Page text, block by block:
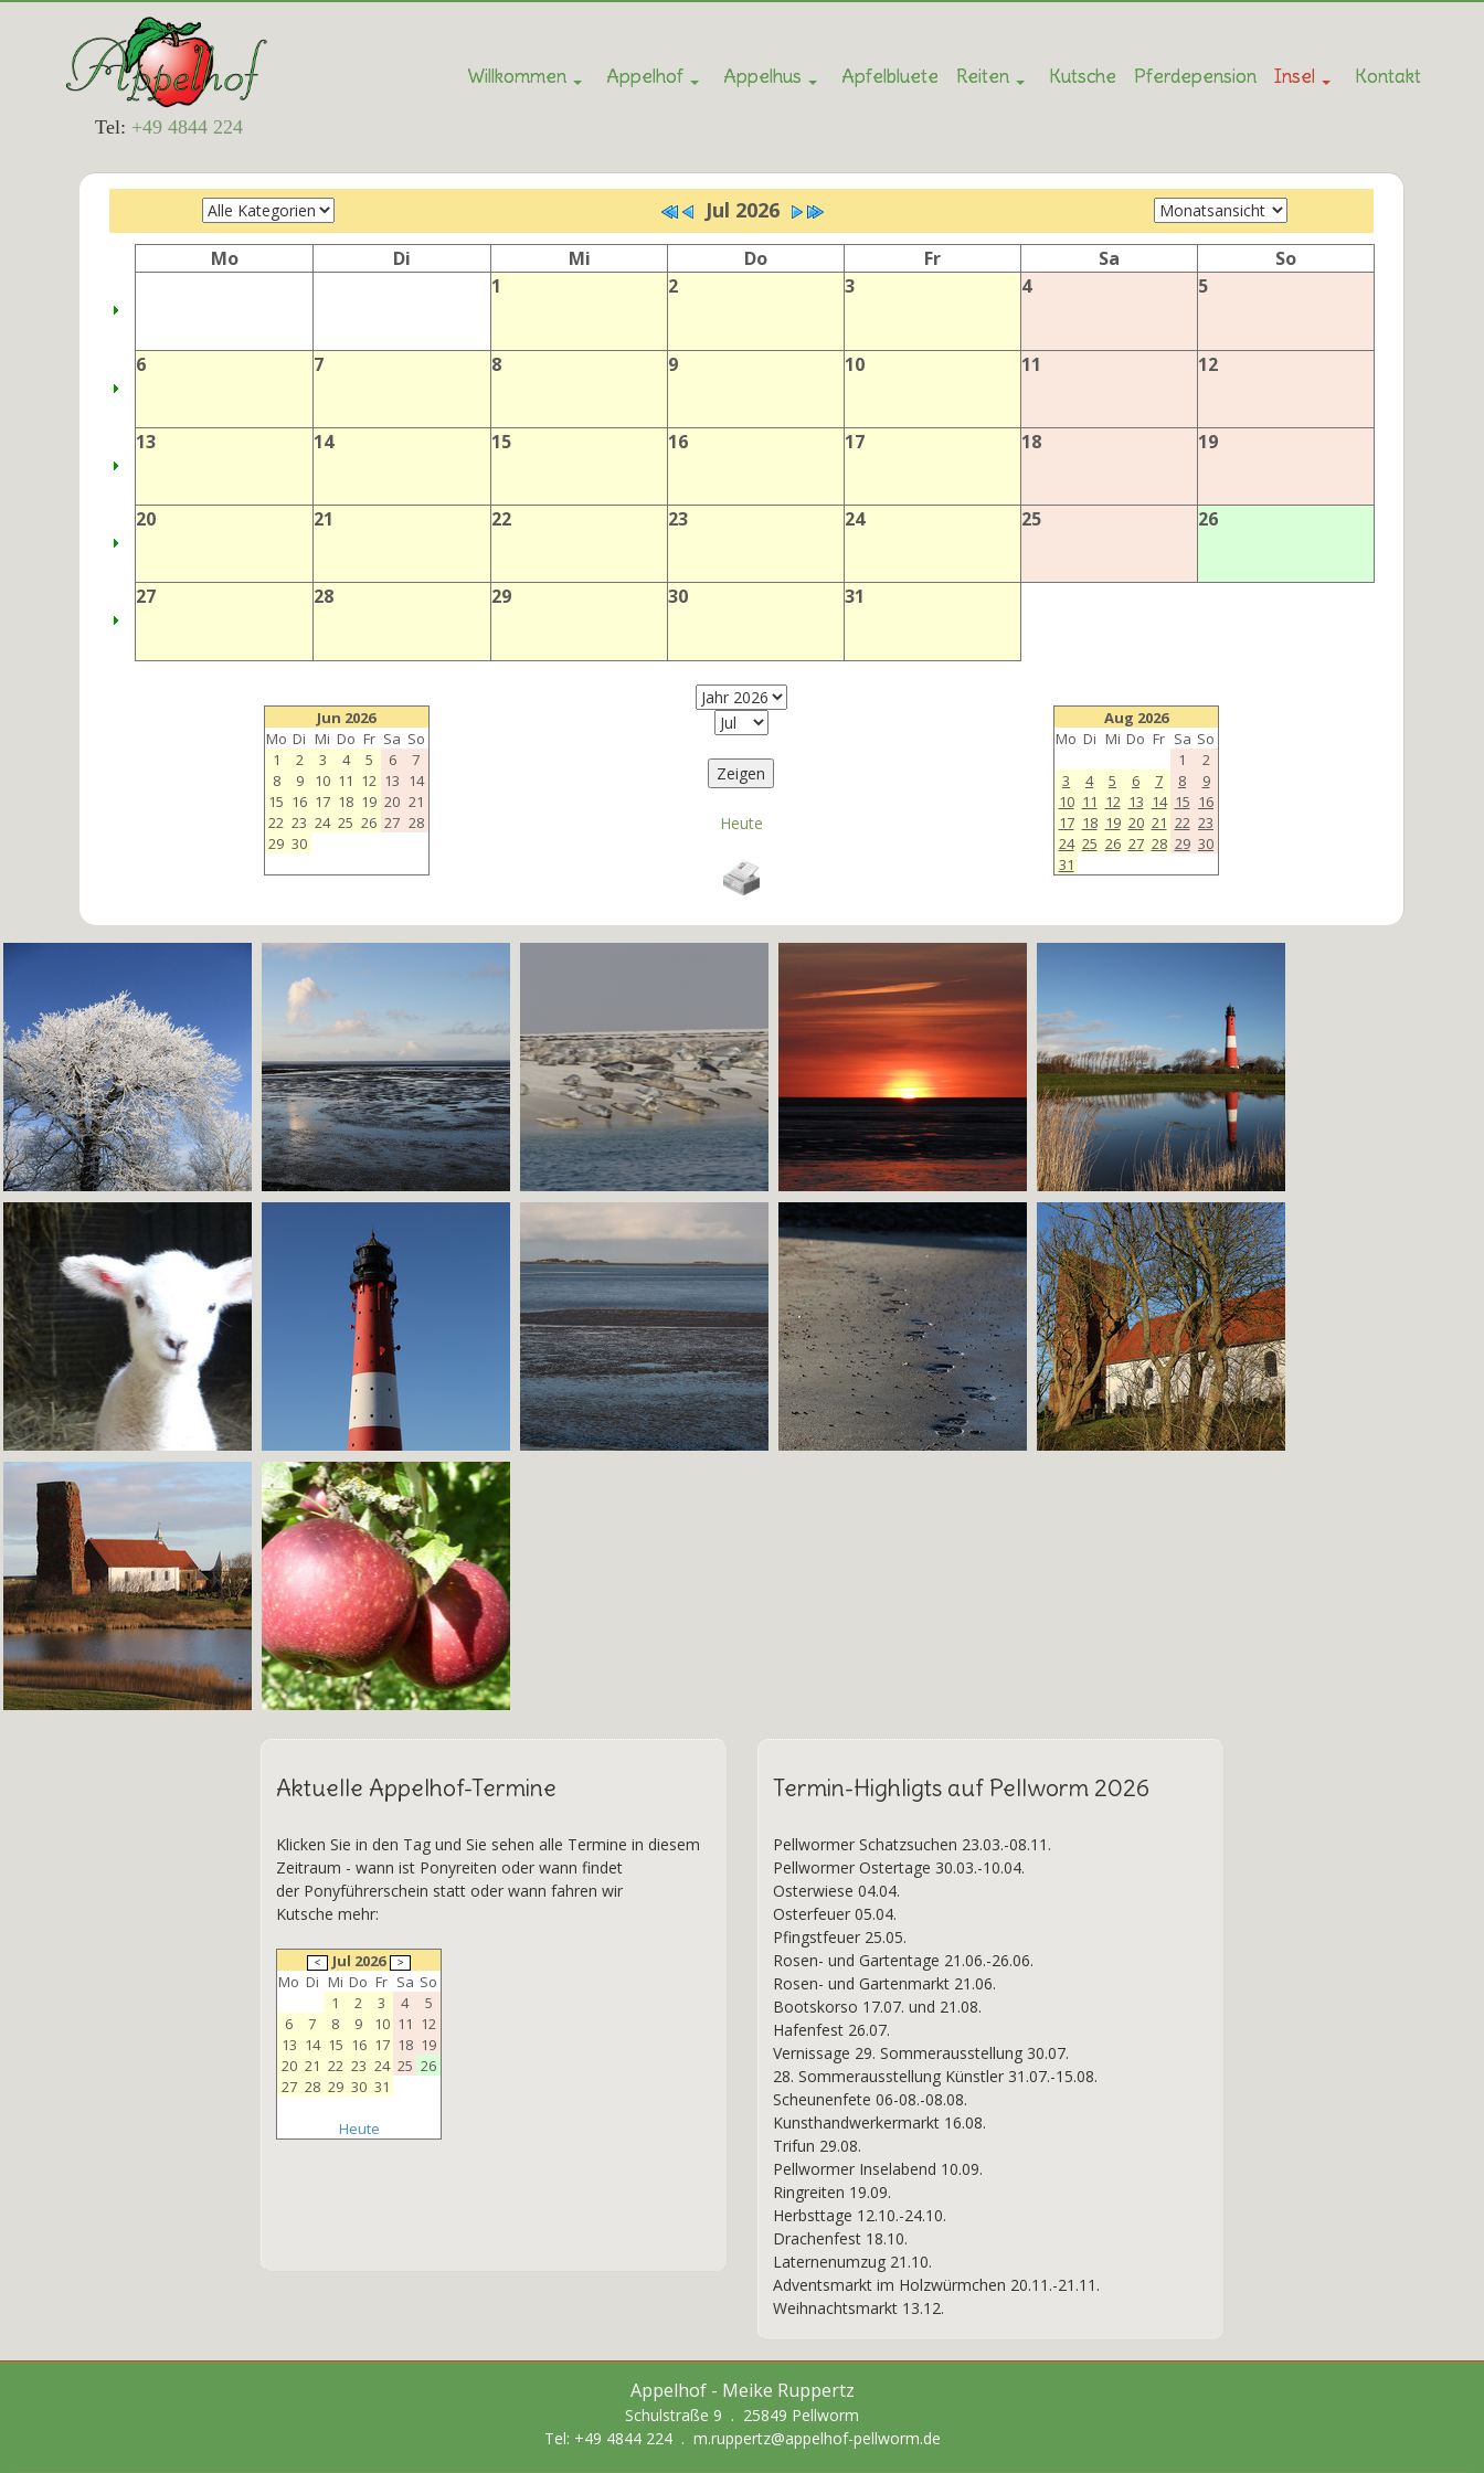
Tel: +49 4844 224
Willkommen Appelhof Appelhus Apfelbluete Reiten Kutsche Pferdepension Insel Kontakt
Jul 2026
Mo Di Mi Do Fr Sa
So
1
2 3 4 5
6 7 8 9 10 11 12
13 14 15 16 17 18 19
20 21 22 23 24 25 26
27 28 29 30 31
Jun 2026
Mo Di Mi Do Fr Sa So
1
2 3 4 5 6
7
8
9 10 11 12 13 14
15 16 17 18 19 20 21
22 23 24 25 26 27 28
29 30
Heute
Aug 2026
Mo Di Mi Do Fr Sa So
1
2
3
4 5 6 7 8
9
10 11 12 13 14 15 16
17 18 19 20 21 22 23
24 25 26 27 28 29 30
31
Aktuelle Appelhof-Termine
Klicken Sie in den Tag und Sie sehen alle Termine in diesem
Zeitraum - wann ist Ponyreiten oder wann findet
der Ponyführerschein statt oder wann fahren wir
Kutsche mehr:
Jul 2026
Mo Di Mi Do Fr Sa So
1
2 3 4
5
6
7 8 9 10 11 12
13 14 15 16 17 18 19
20 21 22 23 24 25 26
27 28 29 30 31
Heute
Termin-Highligts auf Pellworm 2026
Pellwormer Schatzsuchen 23.03.-08.11.
Pellwormer Ostertage 30.03.-10.04.
Osterwiese 04.04.
Osterfeuer 05.04.
Pfingstfeuer 25.05.
Rosen- und Gartentage 21.06.-26.06.
Rosen- und Gartenmarkt 21.06.
Bootskorso 17.07. und 21.08.
Hafenfest 26.07.
Vernissage 29. Sommerausstellung 30.07.
28. Sommerausstellung Künstler 31.07.-15.08.
Scheunenfete 06-08.-08.08.
Kunsthandwerkermarkt 16.08.
Trifun 29.08.
Pellwormer Inselabend 10.09.
Ringreiten 19.09.
Herbsttage 12.10.-24.10.
Drachenfest 18.10.
Laternenumzug 21.10.
Adventsmarkt im Holzwürmchen 20.11.-21.11.
Weihnachtsmarkt 13.12.
Appelhof - Meike Ruppertz
Schulstraße 9 . 25849 Pellworm
Tel: +49 4844 224. m.ruppertz@appelhof-pellworm.de